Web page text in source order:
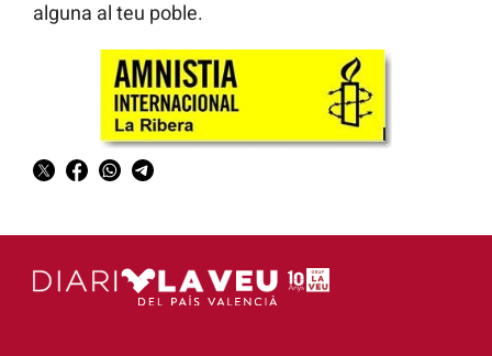
alguna al teu poble.